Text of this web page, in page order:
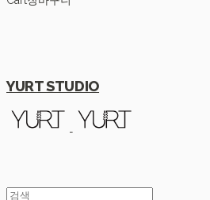
YURT STUDIO